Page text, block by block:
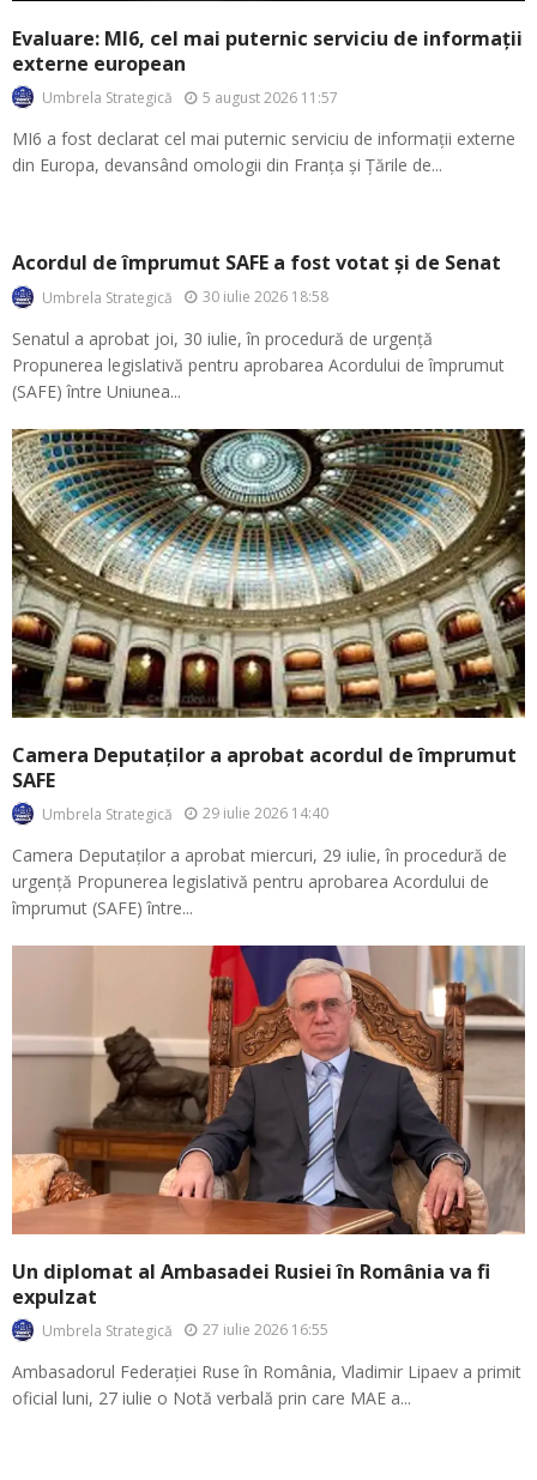
Evaluare: MI6, cel mai puternic serviciu de informații
externe european
Umbrela Strategică 5 august 2026 11:57
MI6 a fost declarat cel mai puternic serviciu de informații externe
din Europa, devansând omologii din Franța și Țările de...
Acordul de împrumut SAFE a fost votat și de Senat
Umbrela Strategică 30 iulie 2026 18:58
Senatul a aprobat joi, 30 iulie, în procedură de urgență
Propunerea legislativă pentru aprobarea Acordului de împrumut
(SAFE) între Uniunea...
Camera Deputaților a aprobat acordul de împrumut
SAFE
Umbrela Strategică 29 iulie 2026 14:40
Camera Deputaților a aprobat miercuri, 29 iulie, în procedură de
urgență Propunerea legislativă pentru aprobarea Acordului de
împrumut (SAFE) între...
Un diplomat al Ambasadei Rusiei în România va fi
expulzat
Umbrela Strategică 27 iulie 2026 16:55
Ambasadorul Federației Ruse în România, Vladimir Lipaev a primit
oficial luni, 27 iulie o Notă verbală prin care MAE a...